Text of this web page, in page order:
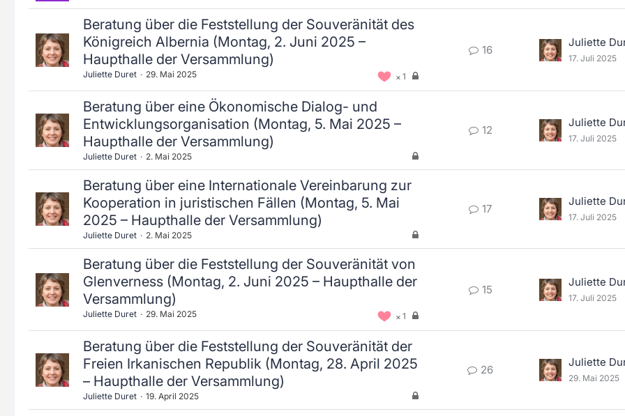
Beratung über die Feststellung der Souveränität des
Königreich Albernia (Montag, 2. Juni 2025 –
Haupthalle der Versammlung)
1
Juliette Duret 29. Mai 2025
16
Juliette
17. Juli 2025
Beratung über eine Ökonomische Dialog- und
Entwicklungsorganisation (Montag, 5. Mai 2025 –
Haupthalle der Versammlung)
Juliette Duret 2. Mai 2025
12
Juliette
17. Juli 2025
Beratung über eine Internationale Vereinbarung zur
Kooperation in juristischen Fällen (Montag, 5. Mai
2025 – Haupthalle der Versammlung)
Juliette Duret 2. Mai 2025
17
Juliette
17. Juli 2025
Beratung über die Feststellung der Souveränität von
Glenverness (Montag, 2. Juni 2025 – Haupthalle der
Versammlung)
1
Juliette Duret 29. Mai 2025
15
Juliette
17. Juli 2025
Beratung über die Feststellung der Souveränität der
Freien Irkanischen Republik (Montag, 28. April 2025
– Haupthalle der Versammlung)
Juliette Duret 19. April 2025
26
Juliette
29. Mai 2025